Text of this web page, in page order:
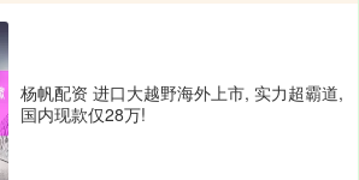
杨帆配资 进口大越野海外上市, 实力超霸道,
国内现款仅28万!